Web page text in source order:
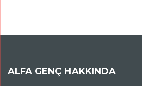
ALFA GENÇ HAKKINDA